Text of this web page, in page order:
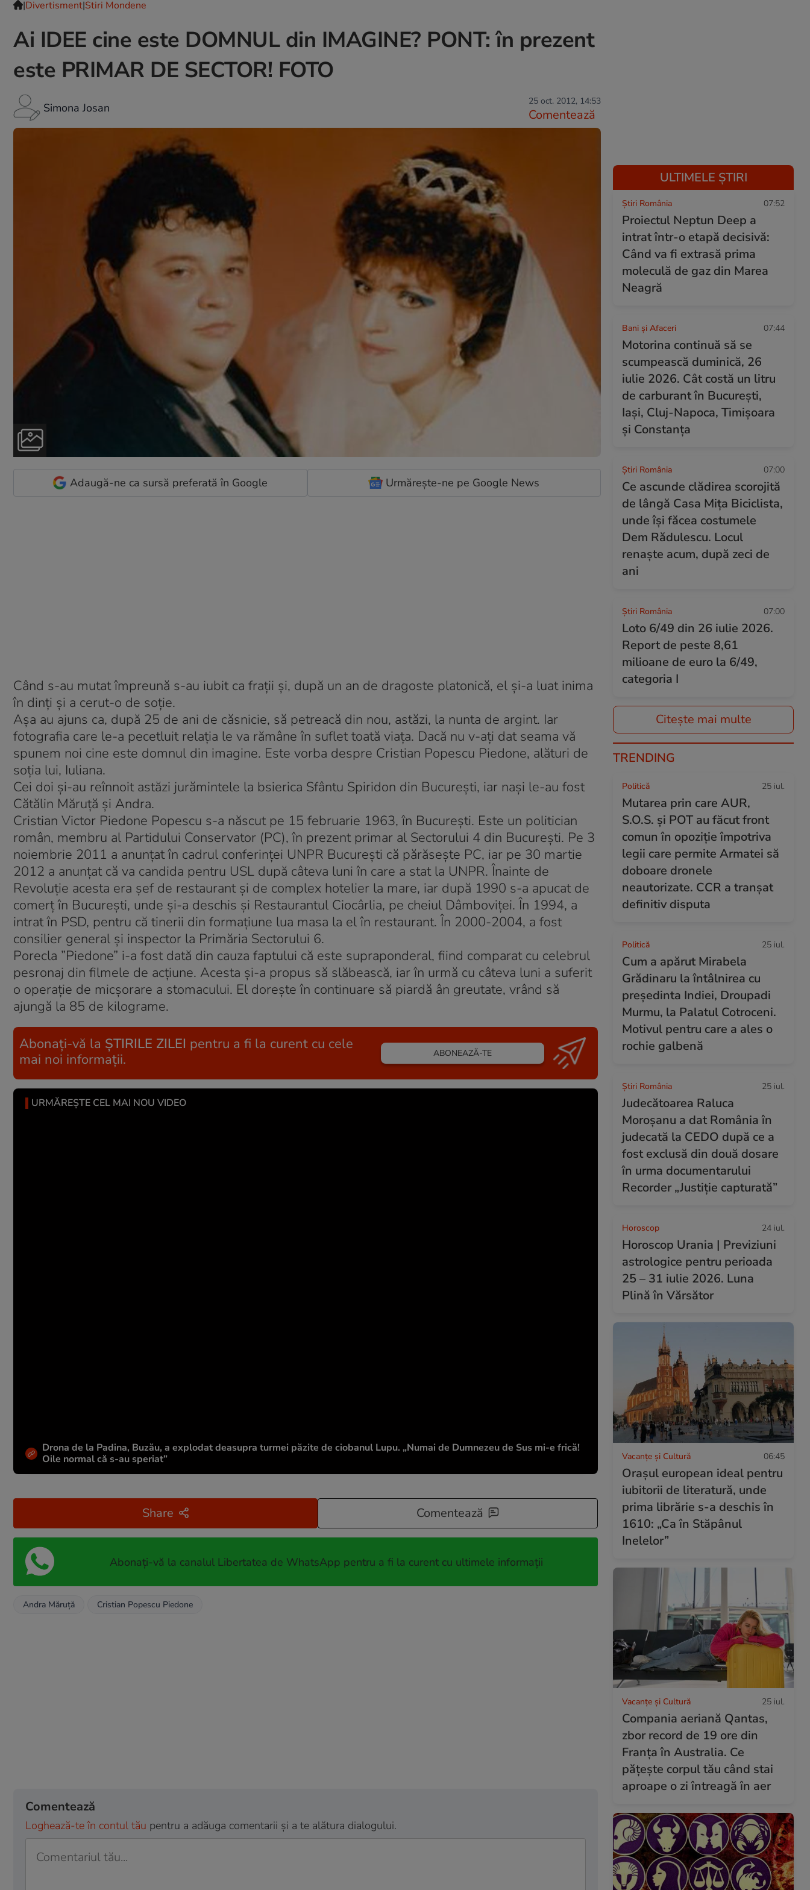
|Divertisment|Stiri Mondene
Ai IDEE cine este DOMNUL din IMAGINE? PONT: în prezent
este PRIMAR DE SECTOR! FOTO
Simona Josan 25 oct. 2012, 14:53
Comentează
Adaugă-ne ca sursă preferată în Google Urmărește-ne pe Google News
Când s-au mutat împreună s-au iubit ca frații și, după un an de dragoste platonică, el și-a luat inima
în dinți și a cerut-o de soție.
Așa au ajuns ca, după 25 de ani de căsnicie, să petreacă din nou, astăzi, la nunta de argint. Iar
fotografia care le-a pecetluit relația le va rămâne în suflet toată viața. Dacă nu v-ați dat seama vă
spunem noi cine este domnul din imagine. Este vorba despre Cristian Popescu Piedone, alături de
soția lui, Iuliana.
Cei doi și-au reînnoit astăzi jurămintele la bsierica Sfântu Spiridon din București, iar nași le-au fost
Cătălin Măruță și Andra.
Cristian Victor Piedone Popescu s-a născut pe 15 februarie 1963, în București. Este un politician
român, membru al Partidului Conservator (PC), în prezent primar al Sectorului 4 din București. Pe 3
noiembrie 2011 a anunțat în cadrul conferinței UNPR București că părăsește PC, iar pe 30 martie
2012 a anunțat că va candida pentru USL după câteva luni în care a stat la UNPR. Înainte de
Revoluție acesta era șef de restaurant și de complex hotelier la mare, iar după 1990 s-a apucat de
comerț în București, unde și-a deschis și Restaurantul Ciocârlia, pe cheiul Dâmboviței. În 1994, a
intrat în PSD, pentru că tinerii din formațiune lua masa la el în restaurant. În 2000-2004, a fost
consilier general și inspector la Primăria Sectorului 6.
Porecla ”Piedone” i-a fost dată din cauza faptului că este supraponderal, fiind comparat cu celebrul
pesronaj din filmele de acțiune. Acesta și-a propus să slăbească, iar în urmă cu câteva luni a suferit
o operație de micșorare a stomacului. El dorește în continuare să piardă ân greutate, vrând să
ajungă la 85 de kilograme.
Abonați-vă la ȘTIRILE ZILEI pentru a fi la curent cu cele
mai noi informații.
ABONEAZĂ-TE
URMĂREȘTE CEL MAI NOU VIDEO
Drona de la Padina, Buzău, a explodat deasupra turmei păzite de ciobanul Lupu. „Numai de Dumnezeu de Sus mi-e frică!
Oile normal că s-au speriat”
Share Comentează
Abonați-vă la canalul Libertatea de WhatsApp pentru a fi la curent cu ultimele informații
Andra Măruță Cristian Popescu Piedone
Comentează
Loghează-te în contul tău pentru a adăuga comentarii și a te alătura dialogului.
ULTIMELE ȘTIRI
Știri România 07:52
Proiectul Neptun Deep a
intrat într-o etapă decisivă:
Când va fi extrasă prima
moleculă de gaz din Marea
Neagră
Bani și Afaceri 07:44
Motorina continuă să se
scumpească duminică, 26
iulie 2026. Cât costă un litru
de carburant în București,
Iași, Cluj-Napoca, Timișoara
și Constanța
Știri România 07:00
Ce ascunde clădirea scorojită
de lângă Casa Mița Biciclista,
unde își făcea costumele
Dem Rădulescu. Locul
renaște acum, după zeci de
ani
Știri România 07:00
Loto 6/49 din 26 iulie 2026.
Report de peste 8,61
milioane de euro la 6/49,
categoria I
Citește mai multe
TRENDING
Politică 25 iul.
Mutarea prin care AUR,
S.O.S. și POT au făcut front
comun în opoziție împotriva
legii care permite Armatei să
doboare dronele
neautorizate. CCR a tranșat
definitiv disputa
Politică 25 iul.
Cum a apărut Mirabela
Grădinaru la întâlnirea cu
președinta Indiei, Droupadi
Murmu, la Palatul Cotroceni.
Motivul pentru care a ales o
rochie galbenă
Știri România 25 iul.
Judecătoarea Raluca
Moroșanu a dat România în
judecată la CEDO după ce a
fost exclusă din două dosare
în urma documentarului
Recorder „Justiție capturată”
Horoscop 24 iul.
Horoscop Urania | Previziuni
astrologice pentru perioada
25 – 31 iulie 2026. Luna
Plină în Vărsător
Vacanțe și Cultură 06:45
Orașul european ideal pentru
iubitorii de literatură, unde
prima librărie s-a deschis în
1610: „Ca în Stăpânul
Inelelor”
Vacanțe și Cultură 25 iul.
Compania aeriană Qantas,
zbor record de 19 ore din
Franța în Australia. Ce
pățește corpul tău când stai
aproape o zi întreagă în aer